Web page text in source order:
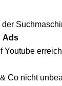
Ads
Co nicht